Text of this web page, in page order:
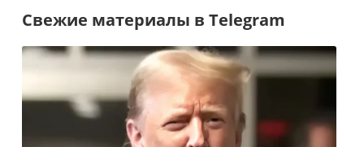
Свежие материалы в Telegram